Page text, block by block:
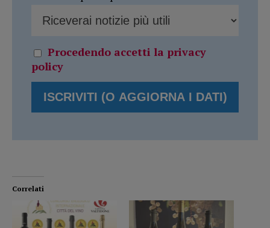
Procedendo accetti la privacy
policy
Correlati